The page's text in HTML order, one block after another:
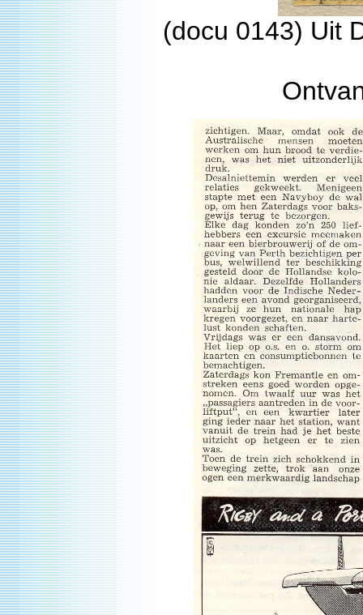
(docu 0143) Uit